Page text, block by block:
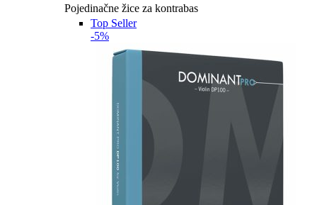
Pojedinačne žice za kontrabas
Top Seller
-5%